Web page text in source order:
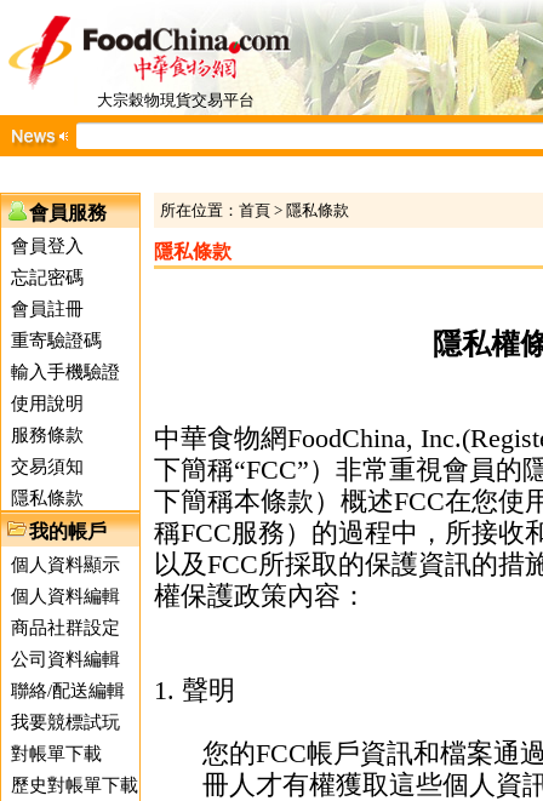
大宗穀物現貨交易平台
會員服務
會員登入
忘記密碼
會員註冊
重寄驗證碼
輸入手機驗證
使用說明
服務條款
交易須知
隱私條款
我的帳戶
個人資料顯示
個人資料編輯
商品社群設定
公司資料編輯
聯絡/配送編輯
我要競標試玩
對帳單下載
歷史對帳單下載
所在位置： 首頁 > 隱私條款
隱私條款
隱私權
中華食物網FoodChina,
下簡稱“FCC”）非常重視會員的
下簡稱本條款）概述FCC在您使
稱FCC服務）的過程中，所接收
以及FCC所採取的保護資訊的措
權保護政策內容：
1. 聲明
您的FCC帳戶資訊和檔案通
冊人才有權獲取這些個人資